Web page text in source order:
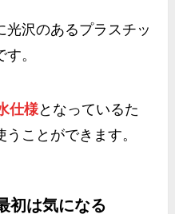
光沢のあるプラスチッ
す。
仕様となっているた
ことができます。
初は気になる